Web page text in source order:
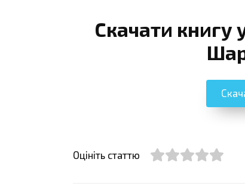
Скачати книгу
Оцініть статтю